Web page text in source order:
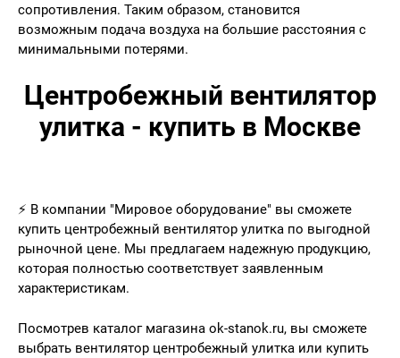
сопротивления. Таким образом, становится
возможным подача воздуха на большие расстояния с
минимальными потерями.
Центробежный вентилятор
улитка - купить в Москве
⚡ В компании "Мировое оборудование" вы сможете
купить центробежный вентилятор улитка по выгодной
рыночной цене. Мы предлагаем надежную продукцию,
которая полностью соответствует заявленным
характеристикам.
Посмотрев каталог магазина ok-stanok.ru, вы сможете
выбрать вентилятор центробежный улитка или купить